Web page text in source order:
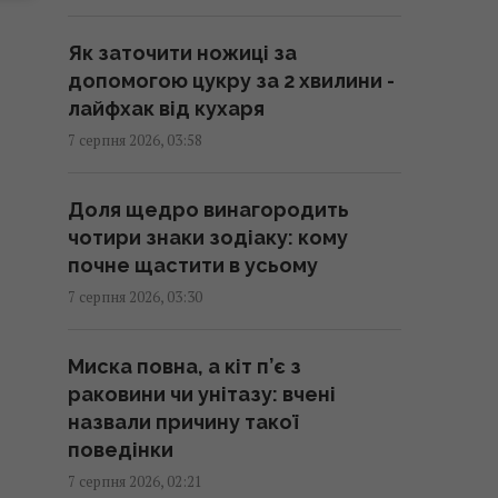
Чи впливає глобальне
потепління на погоду в пустелі:
7 серпня в Україну прийдуть
довгоочікувані дощі та
06:30 п'ятниця, 07 серпня 2026
Експерт вимкнув одне
налаштування Android – і
Як заточити ножиці за
допомогою цукру за 2 хвилини -
лайфхак від кухаря
7 серпня 2026, 03:58
Доля щедро винагородить
чотири знаки зодіаку: кому
почне щастити в усьому
7 серпня 2026, 03:30
Миска повна, а кіт п’є з
раковини чи унітазу: вчені
назвали причину такої
поведінки
7 серпня 2026, 02:21